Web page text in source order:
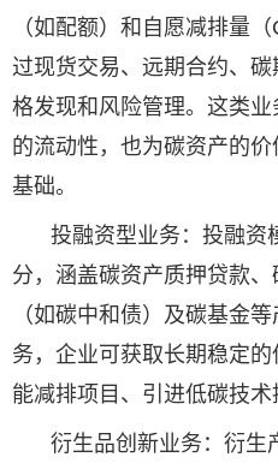
（如配额）和自愿减排量
过现货交易、远期合约、
格发现和风险管理。这类
的流动性，也为碳资产的
基础。
投融资型业务：投融资
分，涵盖碳资产质押贷款
（如碳中和债）及碳基金
务，企业可获取长期稳定
能减排项目、引进低碳技术
衍生品创新业务：衍生